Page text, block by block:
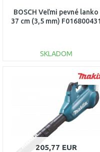
BOSCH Veľmi pevné lanko
37 cm (3,5 mm) F016800431
SKLADOM
DO KOŠÍKA
Porovnať
205,77 EUR